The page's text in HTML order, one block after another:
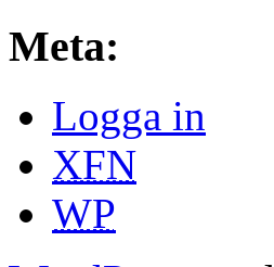
Meta:
Logga in
XFN
WP